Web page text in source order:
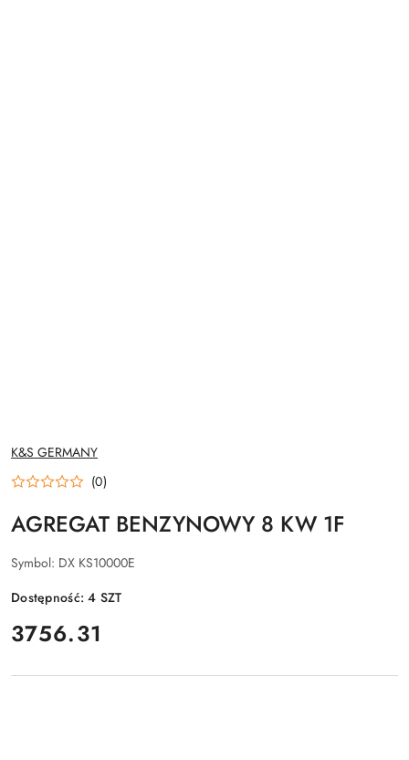
NAZWA
PRODUCENTA:
K&S GERMANY
(0)
AGREGAT BENZYNOWY 8 KW 1F
Symbol: DX KS10000E
Dostępność:4 SZT
cena:
3756.31